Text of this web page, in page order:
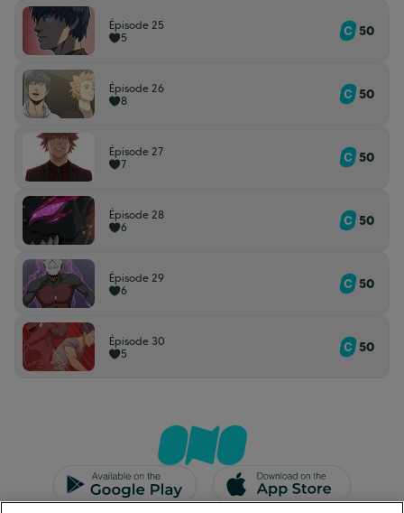
Épisode 25
5
50
Épisode 26
8
50
Épisode 27
7
50
Épisode 28
6
50
Épisode 29
6
50
Épisode 30
5
50